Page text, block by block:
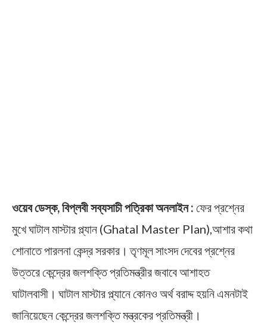
ওয়েব ডেস্ক, বিপ্লবী সব্যসাচী পত্রিকা অনলাইন : ফের প্রশ্নের
মুখে ঘাটাল মাস্টার প্ল্যান (Ghatal Master Plan),আশার কথা
শোনাতে পারলনা কেন্দ্র সরকার। তৃণমূল সাংসদ দেবের প্রশ্নের
উত্তরে কেন্দ্রের জলশক্তি প্রতিমন্ত্রীর জবাবে আশাহত
ঘাটালবাসী। ঘাটাল মাস্টার প্ল্যানে কোনও অর্থ বরাদ্দ হয়নি এমনটাই
জানিয়েছেন কেন্দ্রের জলশক্তি মন্ত্রকের প্রতিমন্ত্রী।